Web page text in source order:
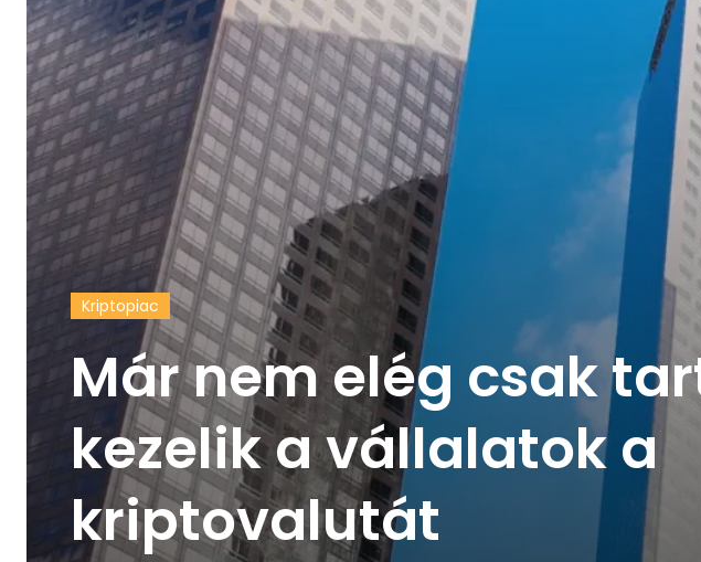
Kriptopiac
Már nem elég csak
kezelik a vállalatok a
kriptovalutát